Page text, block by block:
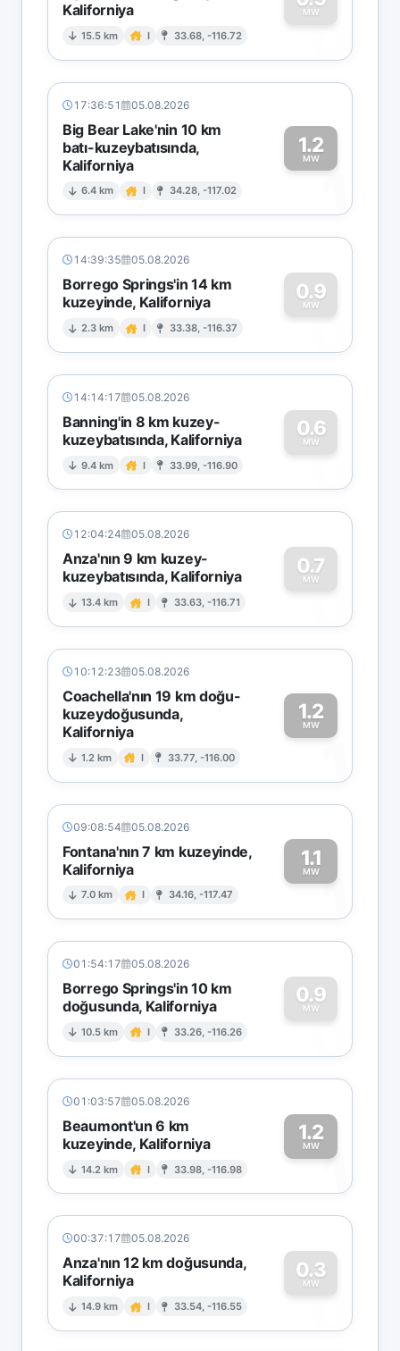
Kaliforniya
15.5 km I 33.68, -116.72
MW
0
17:36:51 05.08.2026
Big Bear Lake'nin 10 km
batı-kuzeybatısında,
Kaliforniya
6.4 km I 34.28, -117.02
1.2
MW
1
14:39:35 05.08.2026
Borrego Springs'in 14 km
kuzeyinde, Kaliforniya
2.3 km I 33.38, -116.37
0.9
MW
0
14:14:17 05.08.2026
Banning'in 8 km kuzey-
kuzeybatısında, Kaliforniya
9.4 km I 33.99, -116.90
0.6
MW
0
12:04:24 05.08.2026
Anza'nın 9 km kuzey-
kuzeybatısında, Kaliforniya
13.4 km I 33.63, -116.71
0.7
MW
0
10:12:23 05.08.2026
Coachella'nın 19 km doğu-
kuzeydoğusunda,
Kaliforniya
1.2 km I 33.77, -116.00
1.2
MW
1
09:08:54 05.08.2026
Fontana'nın 7 km kuzeyinde,
Kaliforniya
7.0 km I 34.16, -117.47
1.1
MW1
01:54:17 05.08.2026
Borrego Springs'in 10 km
doğusunda, Kaliforniya
10.5 km I 33.26, -116.26
0.9
MW
0
01:03:57 05.08.2026
Beaumont'un 6 km
kuzeyinde, Kaliforniya
14.2 km I 33.98, -116.98
1.2
MW1
00:37:17 05.08.2026
Anza'nın 12 km doğusunda,
Kaliforniya
14.9 km I 33.54, -116.55
0.3
MW
0